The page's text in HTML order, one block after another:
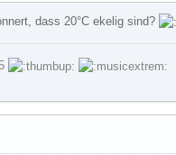
dass 20°C ekelig sind?